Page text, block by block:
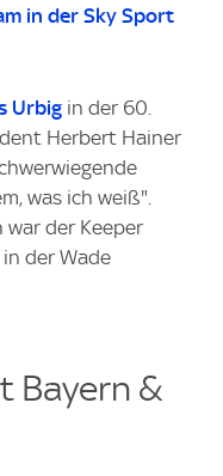
in der Sky Sport
Urbig in der 60.
Herbert Hainer
was ich weiß".
war der Keeper
der Wade
Bayern &